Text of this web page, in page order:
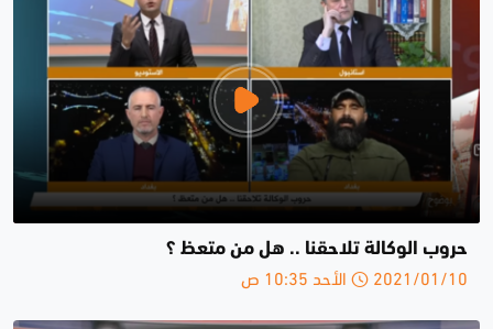
حروب الوكالة تلاحقنا .. هل من متعظ ؟
2021/01/10 الأحد 10:35 ص